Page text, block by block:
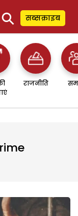
⚲ सब्सक्राइब
राजनीति